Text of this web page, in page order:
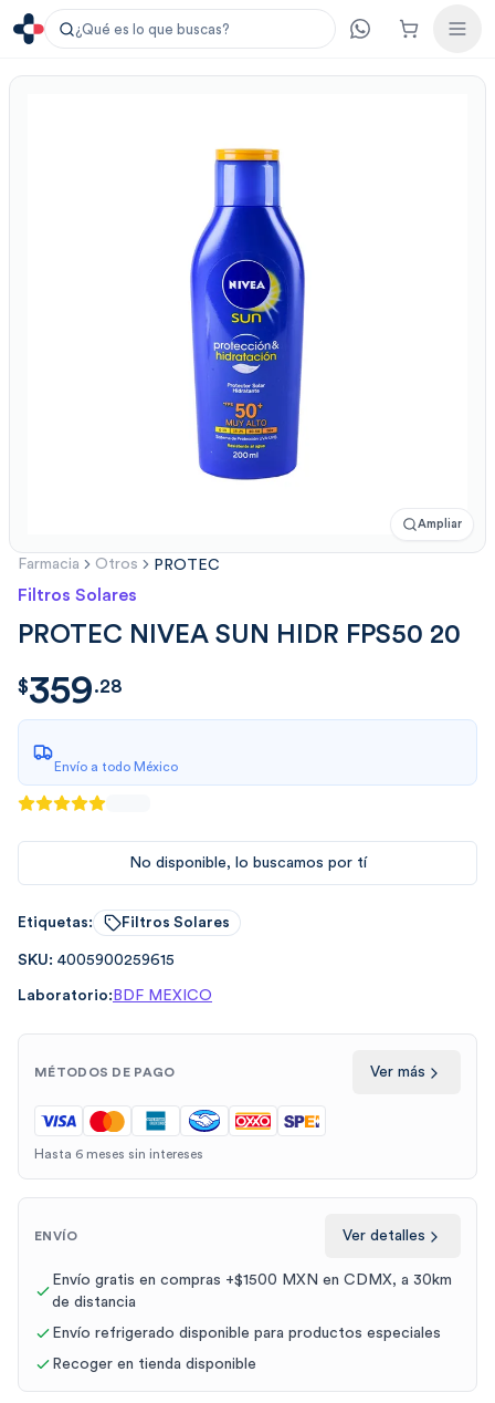
¿Qué es lo que buscas?
Ampliar
Farmacia Otros PROTEC
Filtros Solares
PROTEC NIVEA SUN HIDR FPS50 20
$359.2862
$359.28
Envío a todo México
No disponible, lo buscamos por tí
Etiquetas: Filtros Solares
SKU: 4005900259615
Laboratorio: BDF MEXICO
MÉTODOS DE PAGO Ver más
Hasta 6 meses sin intereses
ENVÍO Ver detalles
Envío gratis en compras +$1500 MXN en CDMX, a 30km
de distancia
Envío refrigerado disponible para productos especiales
Recoger en tienda disponible